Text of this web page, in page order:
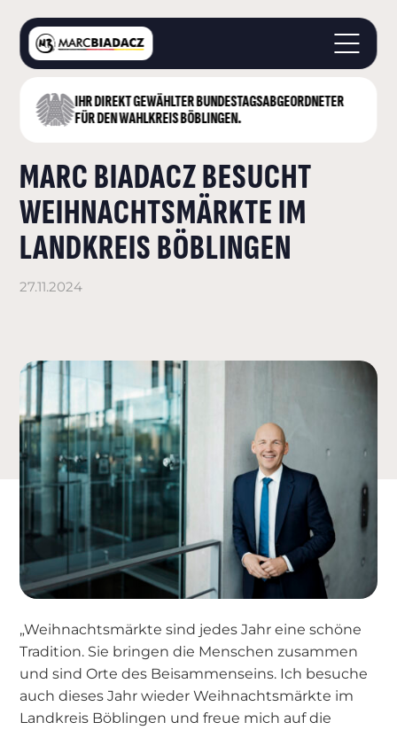
IHR DIREKT GEWÄHLTER BUNDESTAGS­ABGEORDNETER
FÜR DEN WAHLKREIS BÖBLINGEN.
STARTSEITE
LANDKREIS BÖBLINGEN
DEUTSCHER BUNDESTAG
AKTUELLES
KONTAKT
MARC BIADACZ BESUCHT
WEIHNACHTSMÄRKTE IM
LANDKREIS BÖBLINGEN
27.11.2024
„Weihnachtsmärkte sind jedes Jahr eine schöne
Tradition. Sie bringen die Menschen zusammen
und sind Orte des Beisammenseins. Ich besuche
auch dieses Jahr wieder Weihnachtsmärkte im
Landkreis Böblingen und freue mich auf die